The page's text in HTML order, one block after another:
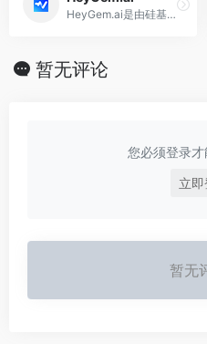
‌HeyGem.ai‌是由硅基智能科技旗下的一款开源数字人模型，专为Windows系统设计，该模型基于先进的AI技术，能够实现秒级克隆和高效视频合成，具有多语言支持和多表情动作输出等功能。
暂无评论
您必须登录才
立
暂无